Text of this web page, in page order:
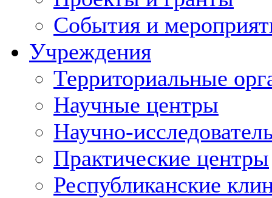
События и
Учреждения
Территориальные
Научные центры
Научно-
Практические центры
Республиканские